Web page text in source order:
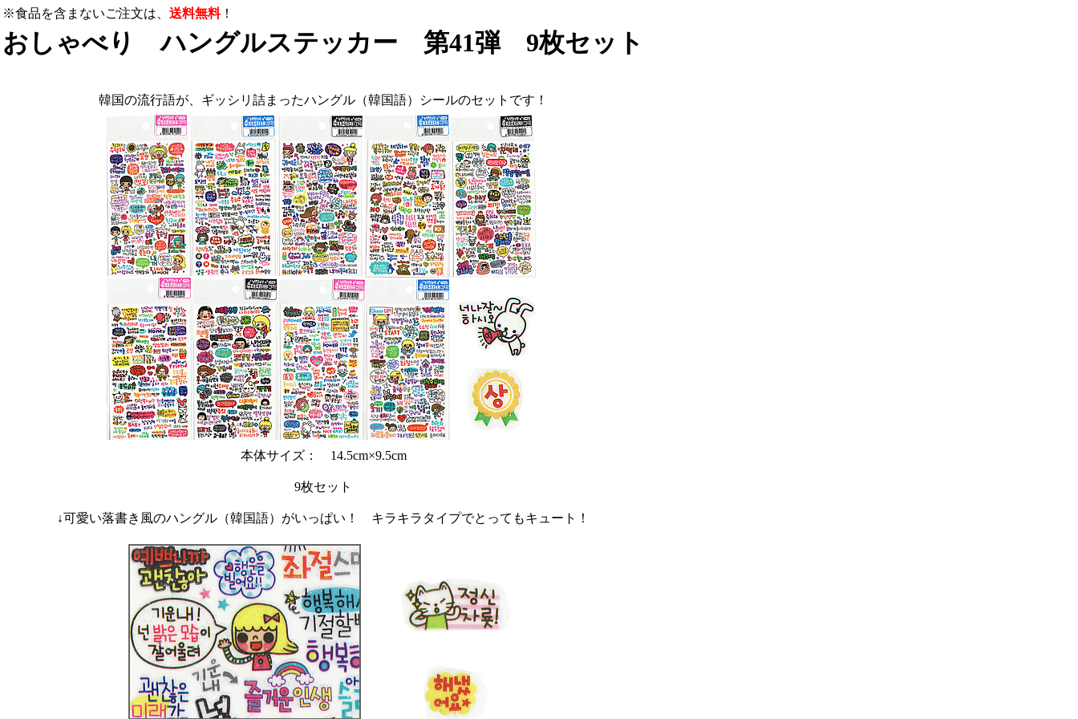
※食品を含まないご注文は、 送料無料！
おしゃべり ハングルステッカー 第41弾 9枚セット
韓国の流行語が、ギッシリ詰まったハングル（韓国語）シールのセットです！
本体サイズ： 14.5cm×9.5cm
9枚セット
↓可愛い落書き風のハングル（韓国語）がいっぱい！ キラキラタイプでとってもキュート！